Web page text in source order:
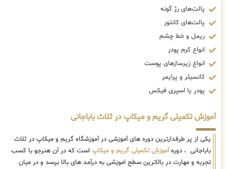
پالت‌های رژ گونه
پالت‌های کانتور
ریمل و خط چشم
انواع کرم پودر
انواع زیرسازهای پوست
کانسیلر و پرایمر
پودر یا اسپری فیکس
آموزش تکمیلی گریم و میکاپ در ثلاث باباجانی
یکی از پر طرفدارترین دوره های آموزشی در آموزشگاه گریم و میکاپ در ثلاث
باباجانی ، دورهآموزش تکمیلی گریم و میکاپاست که در آن هنرجو با کسب
تجربه و مهارت در بالاترین سطح اموزشی به درآمد های بالا برسد و در میان